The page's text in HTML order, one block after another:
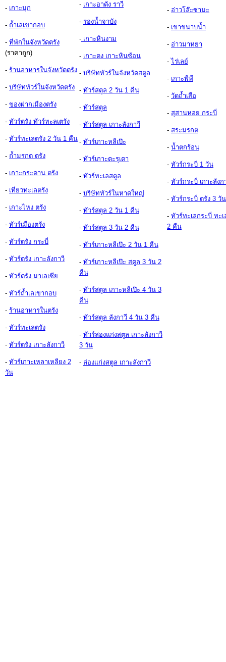
- เกาะมุก
- ถ้ำเลเขากอบ
- ที่พักในจังหวัดตรัง
(ราคาถูก)
- ร้านอาหารในจังหวัดตรัง
- บริษัททัวร์ในจังหวัดตรัง
- ของฝากเมืองตรัง
- ทัวร์ตรัง ทัวร์ทะลเตรัง
- ทัวร์ทะเลตรัง 2 วัน 1 คืน
- ถ้ำมรกต ตรัง
- เกาะกระดาน ตรัง
- เที่ยวทะเลตรัง
- เกาะไหง ตรัง
- ทัวร์เมืองตรัง
- ทัวร์ตรัง กระบี่
- ทัวร์ตรัง เกาะลังกาวี
- ทัวร์ตรัง มาเลเซีย
- ทัวร์ถ้ำเลเขากอบ
- ร้านอาหารในตรัง
- ทัวร์ทะเลตรัง
- ทัวร์ตรัง เกาะลังกาวี
- ทัวร์เกาะเหลาเหลียง 2
วัน
- เกาะอาดัง ราวี
- ร่องน้ำจาบัง
- เกาะหินงาม
- เกาะดง เกาะหินซ้อน
- บริษัททัวร์ในจังหวัดสตูล
- ทัวร์สตูล 2 วัน 1 คืน
- ทัวร์สตูล
- ทัวร์สตูล เกาะลังกาวี
- ทัวร์เกาะหลีเป๊ะ
- ทัวร์เกาะตะรุเตา
- ทัวร์ทะเลสตูล
- บริษัททัวร์ในหาดใหญ
- ทัวร์สตูล 2 วัน 1 คืน
- ทัวร์สตูล 3 วัน 2 คืน
- ทัวร์เกาะหลีเป๊ะ 2 วัน 1 คืน
- ทัวร์เกาะหลีเป๊ะ สตูล 3 วัน 2
คืน
- ทัวร์สตูล เกาะหลีเป๊ะ 4 วัน 3
คืน
- ทัวร์สตูล ลังกาวี 4 วัน 3 คืน
- ทัวร์ล่องแก่งสตูล เกาะลังกาวี
3 วัน
- ล่องแก่งสตูล เกาะลังกาวี
- อ่าวโล๊ะซามะ
- เขาขนาบน้ำ
- อ่าวมาหยา
-ไร่เลย์
- เกาะพีพี
- วัดถ้ำเสือ
- สุสานหอย กระบี่
- สระมรกต
- น้ำตกร้อน
- ทัวร์กระบี่ 1 วัน
- ทัวร์กระบี่ เกาะลังก
- ทัวร์กระบี่ ตรัง 3 วั
- ทัวร์ทะเลกระบี่ ทะ
2 คืน